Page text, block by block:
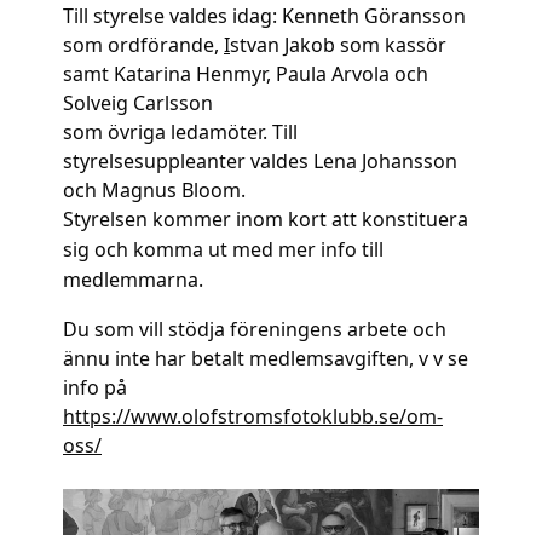
Till styrelse valdes idag: Kenneth Göransson
som ordförande, Istvan Jakob som kassör
samt Katarina Henmyr, Paula Arvola och
Solveig Carlsson
som övriga ledamöter. Till
styrelsesuppleanter valdes Lena Johansson
och Magnus Bloom.
Styrelsen kommer inom kort att konstituera
sig och komma ut med mer info till
medlemmarna.
Du som vill stödja föreningens arbete och
ännu inte har betalt medlemsavgiften, v v se
info på
https://www.olofstromsfotoklubb.se/om-
oss/